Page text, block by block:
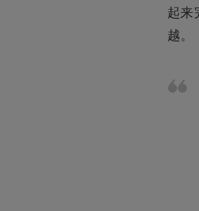
起来
越。